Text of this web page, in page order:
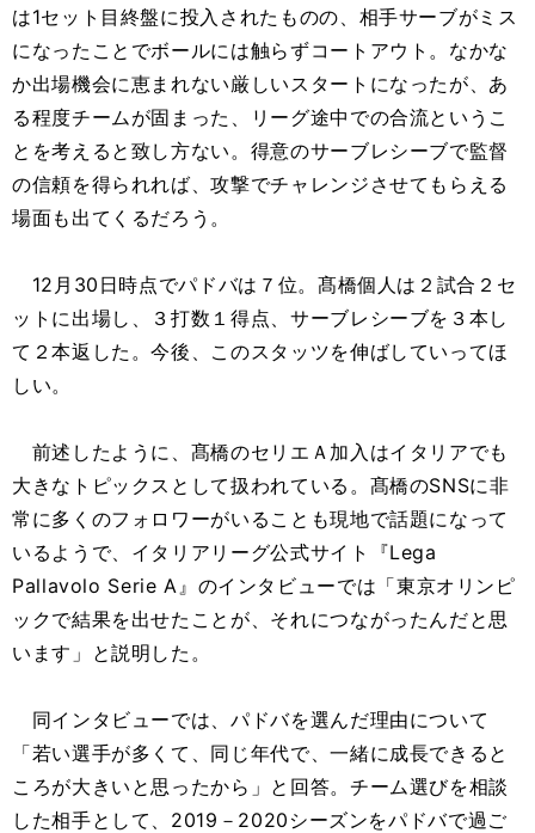
は1セット目終盤に投入されたものの、相手サーブがミス
になったことでボールには触らずコートアウト。なかな
か出場機会に恵まれない厳しいスタートになったが、あ
る程度チームが固まった、リーグ途中での合流というこ
とを考えると致し方ない。得意のサーブレシーブで監督
の信頼を得られれば、攻撃でチャレンジさせてもらえる
場面も出てくるだろう。
12月30日時点でパドバは７位。髙橋個人は２試合２セ
ットに出場し、３打数１得点、サーブレシーブを３本し
て２本返した。今後、このスタッツを伸ばしていってほ
しい。
前述したように、髙橋のセリエＡ加入はイタリアでも
大きなトピックスとして扱われている。髙橋のSNSに非
常に多くのフォロワーがいることも現地で話題になって
いるようで、イタリアリーグ公式サイト『Lega
Pallavolo Serie A』のインタビューでは「東京オリンピ
ックで結果を出せたことが、それにつながったんだと思
います」と説明した。
同インタビューでは、パドバを選んだ理由について
「若い選手が多くて、同じ年代で、一緒に成長できると
ころが大きいと思ったから」と回答。チーム選びを相談
した相手として、2019－2020シーズンをパドバで過ご